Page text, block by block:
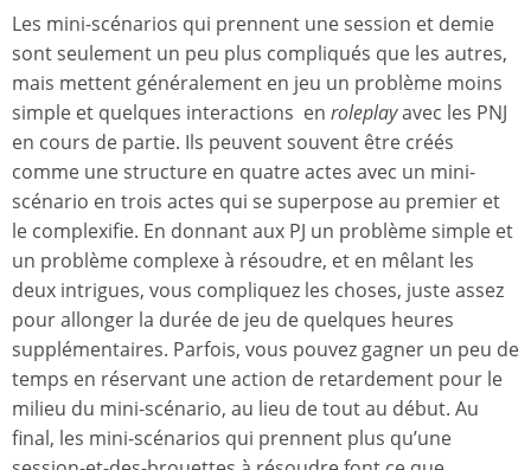
Les mini-scénarios qui prennent une session et demie
sont seulement un peu plus compliqués que les autres,
mais mettent généralement en jeu un problème moins
simple et quelques interactions en roleplayavec les PNJ
en cours de partie. Ils peuvent souvent être créés
comme une structure en quatre actes avec un mini-
scénario en trois actes qui se superpose au premier et
le complexifie. En donnant aux PJ un problème simple et
un problème complexe à résoudre, et en mêlant les
deux intrigues, vous compliquez les choses, juste assez
pour allonger la durée de jeu de quelques heures
supplémentaires. Parfois, vous pouvez gagner un peu de
temps en réservant une action de retardement pour le
milieu du mini-scénario, au lieu de tout au début. Au
final, les mini-scénarios qui prennent plus qu’une